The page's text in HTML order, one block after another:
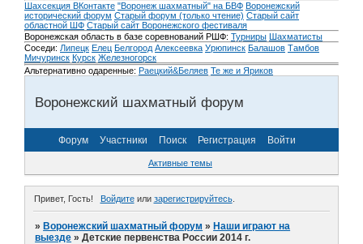
Шахсекция ВКонтакте "Воронеж шахматный" на БВФ Воронежский
исторический форум Cтарый форум (только чтение) Старый сайт
областной ШФ Старый сайт Воронежского фестиваля
Воронежская область в базе соревнований РШФ: Турниры Шахматисты
Соседи: Липецк Елец Белгород Алексеевка Урюпинск Балашов Тамбов
Мичуринск Курск Железногорск
Альтернативно одаренные: Раецкий&Беляев Те же и Яриков
Воронежский шахматный форум
Форум Участники Поиск Регистрация Войти
Активные темы
Привет, Гость! Войдитеили зарегистрируйтесь.
»Воронежский шахматный форум »Наши играют на
выезде »Детские первенства России 2014 г.